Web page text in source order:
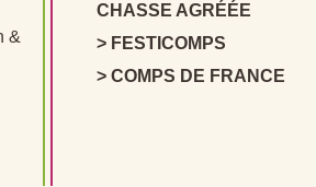
&
CHASSE AGRÉÉE
FESTICOMPS
COMPS DE FRANCE